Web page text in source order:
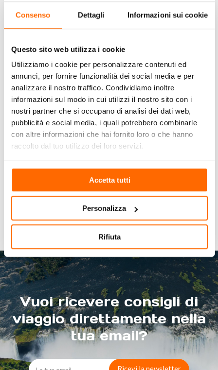
Consenso Dettagli Informazioni sui cookie
Questo sito web utilizza i cookie
Utilizziamo i cookie per personalizzare contenuti ed
annunci, per fornire funzionalità dei social media e per
analizzare il nostro traffico. Condividiamo inoltre
informazioni sul modo in cui utilizzi il nostro sito con i
nostri partner che si occupano di analisi dei dati web,
pubblicità e social media, i quali potrebbero combinarle
con altre informazioni che hai fornito loro o che hanno
raccolto dal tuo utilizzo dei loro servizi.
Accetta tutti
Personalizza
Rifiuta
Iviaggi organizzati di gruppo Territori Africasono pensati
per offrire un’esperienza senza stress, dove tutto è
pianificato nei minimi dettagli, dalla scelta della destinazione
perfetto per chi desidera concentrarsi unicamente sul godersi
il viaggio. Gli itinerari sono studiati per includere le principali
attrazioni e attività, permettendo ai partecipanti di
immergersi completamente nella cultura locale.
Scegliereviaggi organizzati in gruppo offre numerosi
vantaggi. Non solo è un modo eccellente per fare nuove
amicizie e condividere esperienze, ma è anche
economicamente conveniente. I pacchetti riducono
notevolmente i costi, offrendo un’ottima soluzione per chi
cerca un’avventura senza sorprese economiche. Inoltre, itour
Vuoi ricevere consigli di
viaggio direttamente nella
tua email?